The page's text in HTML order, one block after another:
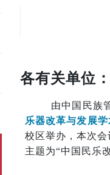
各有关单位
由中国民族
乐器改革与发展
校区举办，本次
主题为“中国民乐